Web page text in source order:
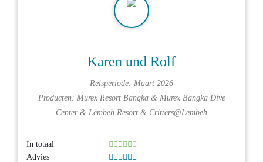
Karen und Rolf
Reisperiode: Maart 2026
Producten: Murex Resort Bangka& Murex Bangka Dive
Center& Lembeh Resort & Critters@Lembeh
In totaal
Advies